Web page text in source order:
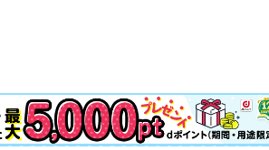
突撃レポート！ EVで人生初レースに挑戦
NEWS Express